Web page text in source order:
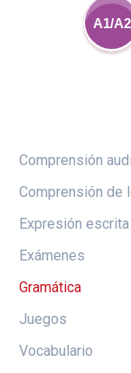
A1/A2
Comprensión
Comprensión de
Expresión escrita
Exámenes
Gramática
Juegos
Vocabulario